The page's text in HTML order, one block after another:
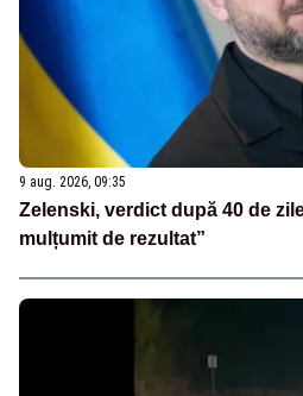
9 aug. 2026, 09:35
Zelenski, verdict după 40 de
mulțumit de rezultat”